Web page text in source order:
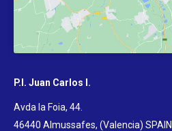
P.I. Juan Carlos I.
Avda la Foia, 44.
46440 Almussafes, (Valencia) SPAIN